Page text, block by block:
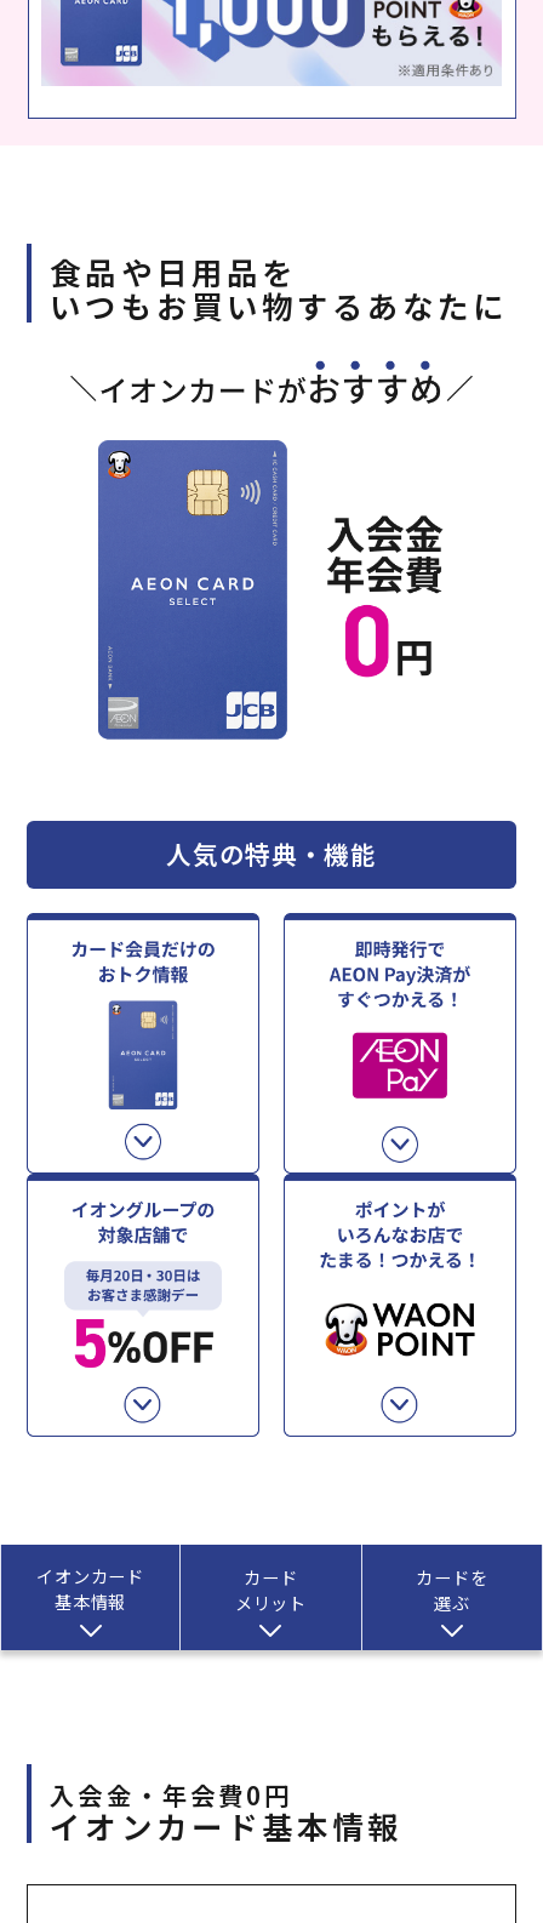
食品や日用品を
いつもお買い物するあなたに
人気の特典・機能
イオンカード
基本情報
カード
メリット
カードを
選ぶ
入会金・年会費0円
イオンカード基本情報